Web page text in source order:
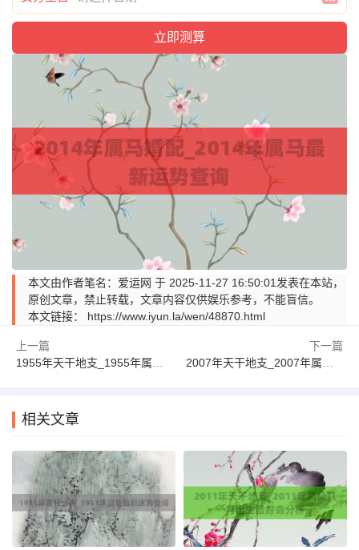
本文由作者笔名：爱运网 于 2025-11-27 16:50:01发表在本站，
原创文章，禁止转载，文章内容仅供娱乐参考，不能盲信。
本文链接： https://www.iyun.la/wen/48870.html
上一篇
1955年天干地支_1955年属羊五行是什么命
下一篇
2007年天干地支_2007年属猪五行是什么命详解
相关文章